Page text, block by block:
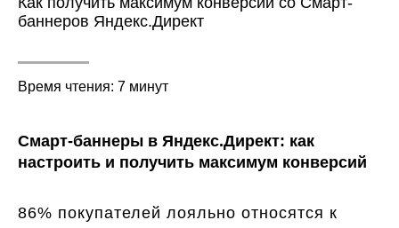
баннеров Яндекс.Директ
Время чтения: 7 минут
Смарт-баннеры в Яндекс.Директ: как
настроить и получить максимум конверсий
86% покупателей лояльно относятся к